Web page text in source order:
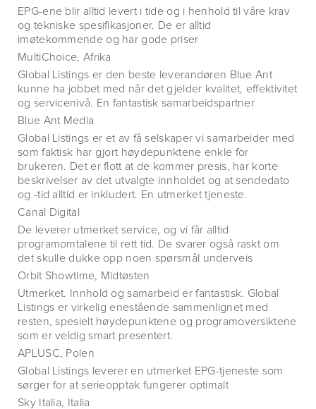
EPG-ene blir alltid levert i tide og i henhold til våre krav
og tekniske spesifikasjoner. De er alltid
imøtekommende og har gode priser
MultiChoice, Afrika
Global Listings er den beste leverandøren Blue Ant
kunne ha jobbet med når det gjelder kvalitet, effektivitet
og servicenivå. En fantastisk samarbeidspartner
Blue Ant Media
Global Listings er et av få selskaper vi samarbeider med
som faktisk har gjort høydepunktene enkle for
brukeren. Det er flott at de kommer presis, har korte
beskrivelser av det utvalgte innholdet og at sendedato
og -tid alltid er inkludert. En utmerket tjeneste.
Canal Digital
De leverer utmerket service, og vi får alltid
programomtalene til rett tid. De svarer også raskt om
det skulle dukke opp noen spørsmål underveis
Orbit Showtime, Midtøsten
Utmerket. Innhold og samarbeid er fantastisk. Global
Listings er virkelig enestående sammenlignet med
resten, spesielt høydepunktene og programoversiktene
som er veldig smart presentert.
APLUSC, Polen
Global Listings leverer en utmerket EPG-tjeneste som
sørger for at serieopptak fungerer optimalt
Sky Italia, Italia